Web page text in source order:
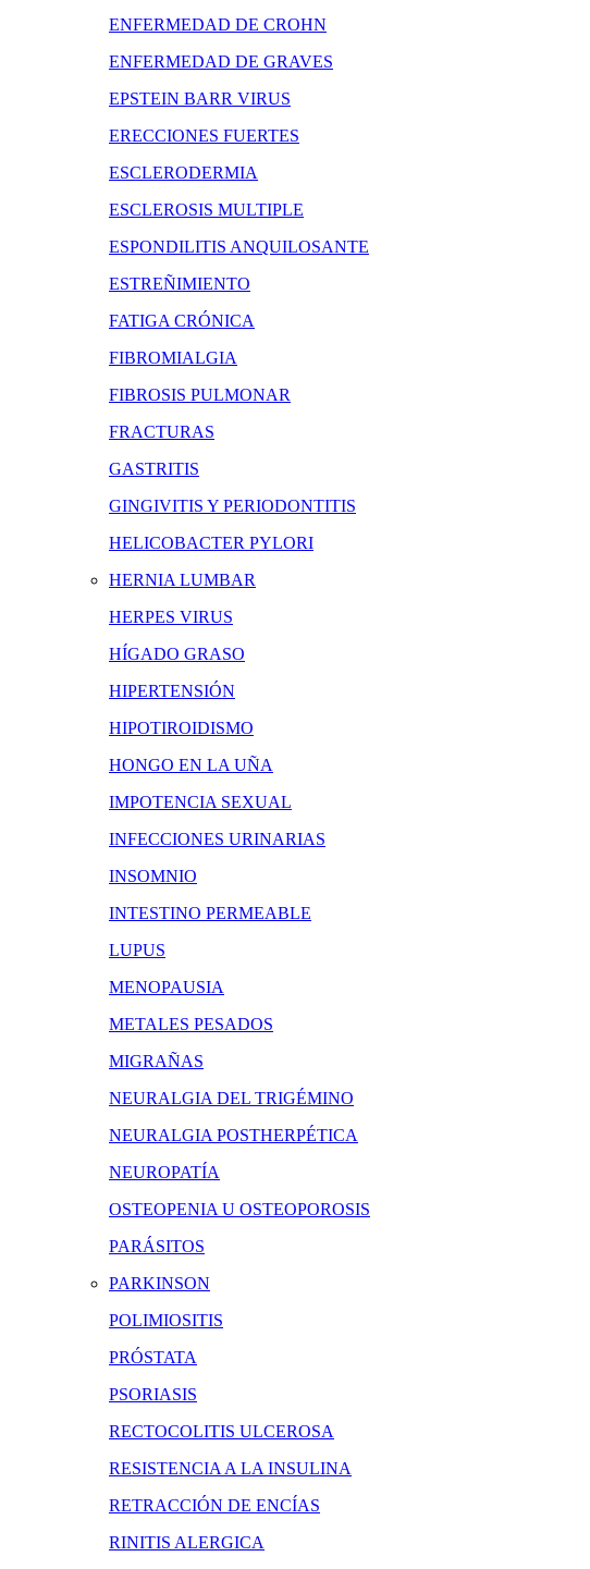
ENFERMEDAD DE CROHN
ENFERMEDAD DE GRAVES
EPSTEIN BARR VIRUS
ERECCIONES FUERTES
ESCLERODERMIA
ESCLEROSIS MULTIPLE
ESPONDILITIS ANQUILOSANTE
ESTREÑIMIENTO
FATIGA CRÓNICA
FIBROMIALGIA
FIBROSIS PULMONAR
FRACTURAS
GASTRITIS
GINGIVITIS Y PERIODONTITIS
HELICOBACTER PYLORI
HERNIA LUMBAR
HERPES VIRUS
HÍGADO GRASO
HIPERTENSIÓN
HIPOTIROIDISMO
HONGO EN LA UÑA
IMPOTENCIA SEXUAL
INFECCIONES URINARIAS
INSOMNIO
INTESTINO PERMEABLE
LUPUS
MENOPAUSIA
METALES PESADOS
MIGRAÑAS
NEURALGIA DEL TRIGÉMINO
NEURALGIA POSTHERPÉTICA
NEUROPATÍA
OSTEOPENIA U OSTEOPOROSIS
PARÁSITOS
PARKINSON
POLIMIOSITIS
PRÓSTATA
PSORIASIS
RECTOCOLITIS ULCEROSA
RESISTENCIA A LA INSULINA
RETRACCIÓN DE ENCÍAS
RINITIS ALERGICA